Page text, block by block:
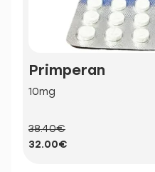
Primperan
10mg
38.40€
32.00€